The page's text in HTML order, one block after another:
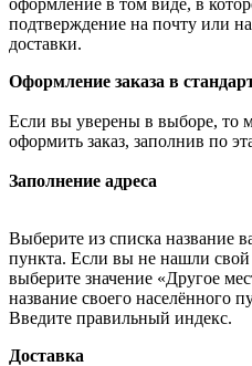
подтверждение на почту или
доставки.
Оформление заказа в
Если вы уверены в выборе, то
оформить заказ, заполнив по
Заполнение адреса
Выберите из списка название
пункта. Если вы не нашли
выберите значение «Другое
название своего населённого
Введите правильный индекс.
Доставка